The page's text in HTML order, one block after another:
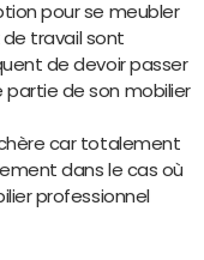
pour se meubler
travail sont
de devoir passer
partie de son mobilier
car totalement
dans le cas où
professionnel